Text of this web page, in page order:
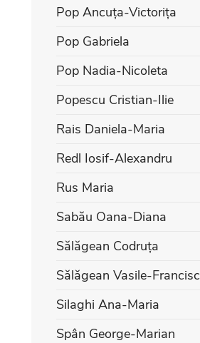
Pop Ancuța-Victorița
Pop Gabriela
Pop Nadia-Nicoleta
Popescu Cristian-Ilie
Rais Daniela-Maria
Redl Iosif-Alexandru
Rus Maria
Sabău Oana-Diana
Sălăgean Codruța
Sălăgean Vasile-Francisc
Silaghi Ana-Maria
Spân George-Marian